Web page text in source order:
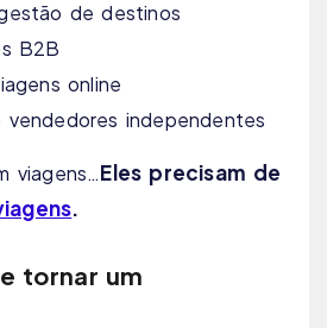
de destinos
B2B
online
vendedores independentes
viagens…Eles precisam de
.
tornar um